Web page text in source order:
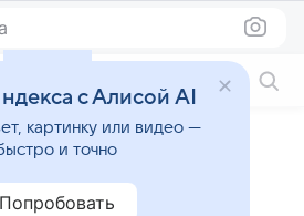
на «Становясь
с Алисой AI
картинку или видео —
и точно
Попробовать